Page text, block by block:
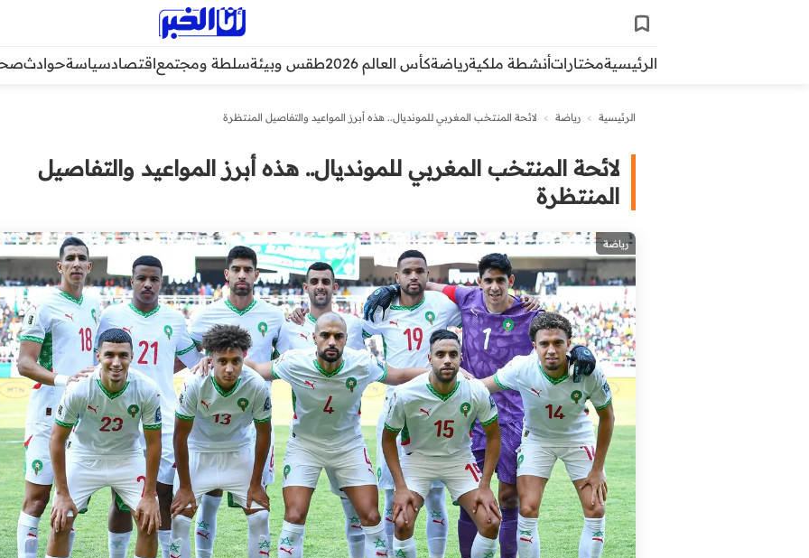
الرئيسيةمختاراتأنشطة ملكيةرياضةكأس العالم 2026 طقس وبيئةسلطة ومجتمعاقتصادسياسةحوادث
الرئيسية > رياضة > لائحة المنتخب المغربي للمونديال.. هذه أبرز المواعيد والتفاصيل المنتظرة
لائحة المنتخب المغربي للمونديال.. هذه أبرز المواعيد والتفاصيل
المنتظرة
رياضة